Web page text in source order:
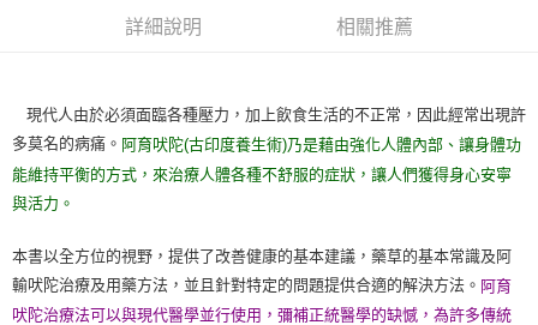
詳細說明 相關推薦
現代人由於必須面臨各種壓力，加上飲食生活的不正常，因此經常出現許
多莫名的病痛。 阿育吠陀(古印度養生術)乃是藉由強化人體內部、讓身體功
能維持平衡的方式，來治療人體各種不舒服的症狀，讓人們獲得身心安寧
與活力。
本書以全方位的視野，提供了改善健康的基本建議，藥草的基本常識及阿
輸吠陀治療及用藥方法，並且針對特定的問題提供合適的解決方法。 阿育
吠陀治療法可以與現代醫學並行使用，彌補正統醫學的缺憾，為許多傳統